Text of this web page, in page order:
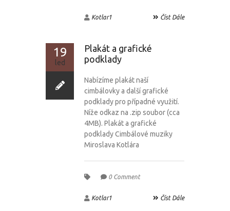
Kotlar1 Číst Dále
19
led
Plakát a grafické
podklady
Nabízíme plakát naší
cimbálovky a další grafické
podklady pro případné využití.
Níže odkaz na .zip soubor (cca
4MB). Plakát a grafické
podklady Cimbálové muziky
Miroslava Kotlára
0 Comment
Kotlar1 Číst Dále